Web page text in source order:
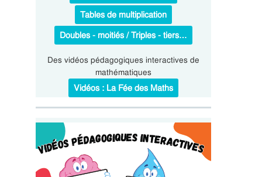
Tables de multiplication
Doubles - moitiés / Triples - tiers…
Des vidéos pédagogiques interactives de
mathématiques
Vidéos : La Fée des Maths